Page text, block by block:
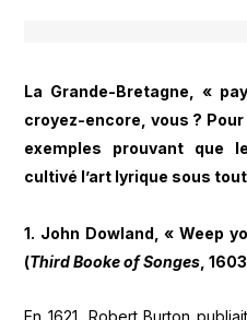
La Grande-Bretagne, «
croyez-encore, vous ?
exemples prouvant que
cultivé l’art lyrique sous
1. John Dowland, « Weep
(Third Booke of Songes ,
En 1621, Robert Burton